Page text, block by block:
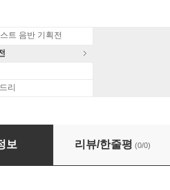
트 음반 기획전
리
- The Very Best Of Freddie
보 리뷰/한줄평 (0/0)